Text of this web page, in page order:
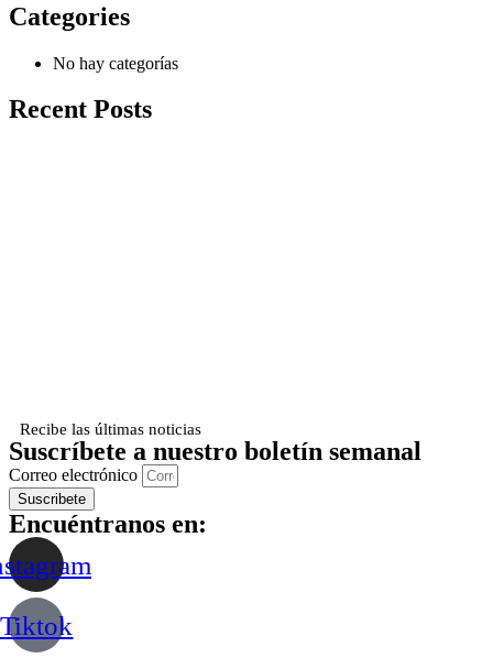
Categories
No hay categorías
Recent Posts
Recibe las últimas noticias
Suscríbete a nuestro boletín semanal
Correo electrónico
Suscribete
Encuéntranos en:
Tiktok